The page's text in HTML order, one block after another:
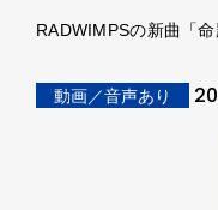
RADWIMPSの新曲「
動画／音声あり